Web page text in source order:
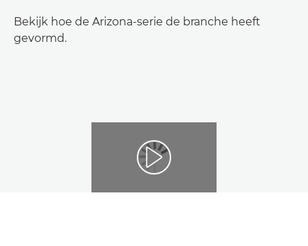
Bekijk hoe de Arizona-serie de branche heeft
gevormd.